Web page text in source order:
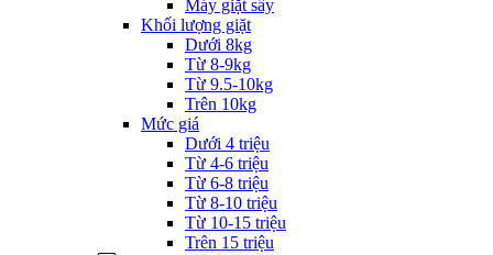
Máy giặt sấy
Khối lượng giặt
Dưới 8kg
Từ 8-9kg
Từ 9.5-10kg
Trên 10kg
Mức giá
Dưới 4 triệu
Từ 4-6 triệu
Từ 6-8 triệu
Từ 8-10 triệu
Từ 10-15 triệu
Trên 15 triệu